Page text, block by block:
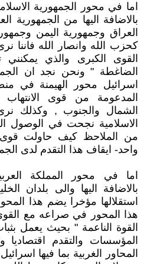
اما في محور الجمهورية
بالاضافة اليها من الجمهورية
العراق وجمهورية اليمن
كحزب الله وانصار الله فاننا
القوى الكبرى والذي
الضاغطة " ونحن نجد ان
اسرائيل محور الهيمنة في
المدعومة من قوى الانتهاب
الشمال والجنوب , وكذلك
الاسلامية نجحت في الوصول
من الملاحظ كيف حاولت قوى
واحد- ايقاف هذا التقدم لدى
اما في محور المملكة
بالاضافة اليها والى بلدان
استقلالها مؤخرا يضم هذا
هذا المحور في صراعه مع
القوة الناعمة " بحيث يعمل
المؤسسات والتقدم
المحاور الغربية بما فيها